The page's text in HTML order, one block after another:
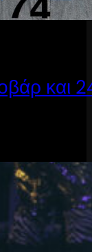
και 24